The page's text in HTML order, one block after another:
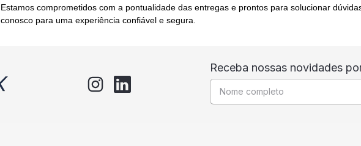
Estamos comprometidos com a pontualidade das entregas e prontos para solucionar
conosco para uma experiência confiável e segura.
Receba nossas novidades